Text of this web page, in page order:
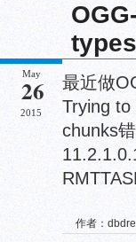
May
26
2015
最近做
Trying
chunks
作者：